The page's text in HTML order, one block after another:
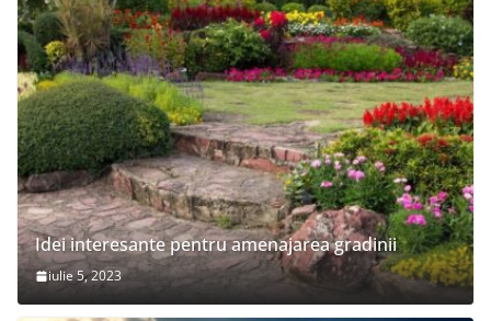
Idei interesante pentru amenajarea gradinii
iulie 5, 2023